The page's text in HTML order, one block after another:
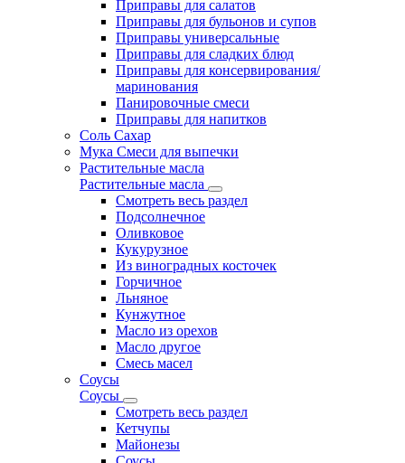
Приправы для салатов
Приправы для бульонов и супов
Приправы универсальные
Приправы для сладких блюд
Приправы для консервирования/
маринования
Панировочные смеси
Приправы для напитков
Соль Сахар
Мука Смеси для выпечки
Растительные масла
Растительные масла
Смотреть весь раздел
Подсолнечное
Оливковое
Кукурузное
Из виноградных косточек
Горчичное
Льняное
Кунжутное
Масло из орехов
Масло другое
Смесь масел
Соусы
Соусы
Смотреть весь раздел
Кетчупы
Майонезы